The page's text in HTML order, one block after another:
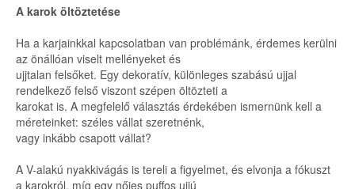
A karok öltöztetése
Ha a karjainkkal kapcsolatban van problémánk, érdemes kerülni
az önállóan viselt mellényeket és
ujjtalan felsőket. Egy dekoratív, különleges szabású ujjal
rendelkező felső viszont szépen öltözteti a
karokat is. A megfelelő választás érdekében ismernünk kell a
méreteinket: széles vállat szeretnénk,
vagy inkább csapott vállat?
A V-alakú nyakkivágás is tereli a figyelmet, és elvonja a fókuszt
a karokról, míg egy nőies puffos ujjú